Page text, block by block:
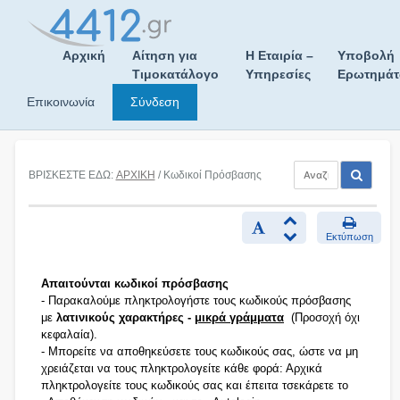
Αρχική
Αίτηση για
Τιμοκατάλογο
Η Εταιρία –
Υπηρεσίες
Υποβολή
Επικοινωνία
Σύνδεση
ΒΡΙΣΚΕΣΤΕ ΕΔΩ: ΑΡΧΙΚΗ / Κωδικοί Πρόσβασης
Εκτύπωση
Απαιτούνται κωδικοί πρόσβασης
- Παρακαλούμε πληκτρολογήστε τους κωδικούς πρόσβασης
με λατινικούς χαρακτήρες - μικρά γράμματα (Προσοχή όχι
κεφαλαία).
- Μπορείτε να αποθηκεύσετε τους κωδικούς σας, ώστε να μη
χρειάζεται να τους πληκτρολογείτε κάθε φορά: Αρχικά
πληκτρολογείτε τους κωδικούς σας και έπειτα τσεκάρετε το